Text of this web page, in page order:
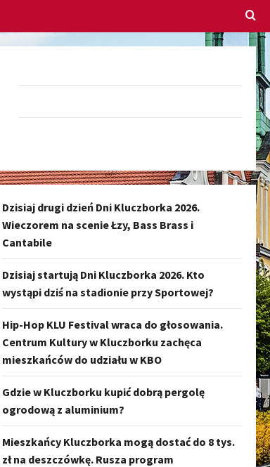
Dzisiaj drugi dzień Dni Kluczborka 2026.
Wieczorem na scenie Łzy, Bass Brass i
Cantabile
Dzisiaj startują Dni Kluczborka 2026. Kto
wystąpi dziś na stadionie przy Sportowej?
Hip-Hop KLU Festival wraca do głosowania.
Centrum Kultury w Kluczborku zachęca
mieszkańców do udziału w KBO
Gdzie w Kluczborku kupić dobrą pergolę
ogrodową z aluminium?
Mieszkańcy Kluczborka mogą dostać do 8 tys.
zł na deszczówkę. Rusza program